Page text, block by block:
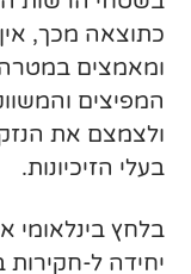
כתוצאה מכך,
ומאמצים במטרה
המפיצים
ולצמצם את
בעלי הזיכיונות.
בלחץ
יחידה ל-חקירות